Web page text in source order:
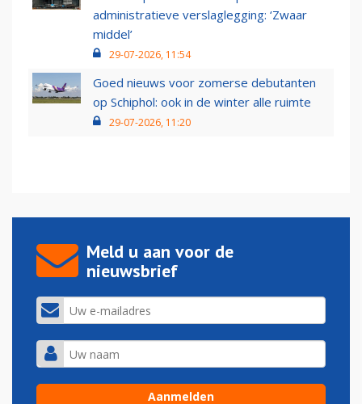
administratieve verslaglegging: ‘Zwaar
middel’
29-07-2026, 11:54
Goed nieuws voor zomerse debutanten
op Schiphol: ook in de winter alle ruimte
29-07-2026, 11:20
Meld u aan voor de
nieuwsbrief